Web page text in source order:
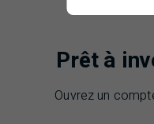
Prêt à
Ouvrez un